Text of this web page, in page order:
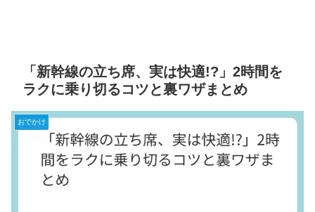
「新幹線の立ち席、実は快適!?」2時間を
ラクに乗り切るコツと裏ワザまとめ
おでかけ